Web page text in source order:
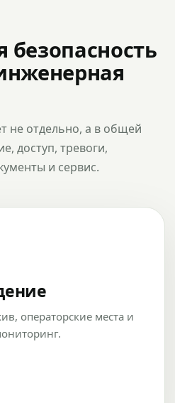
безопасность
не отдельно, а в общей
доступ, тревоги,
и сервис.
операторские места и